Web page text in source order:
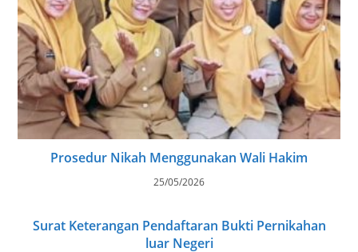
Prosedur Nikah Menggunakan Wali Hakim
25/05/2026
Surat Keterangan Pendaftaran Bukti Pernikahan
luar Negeri